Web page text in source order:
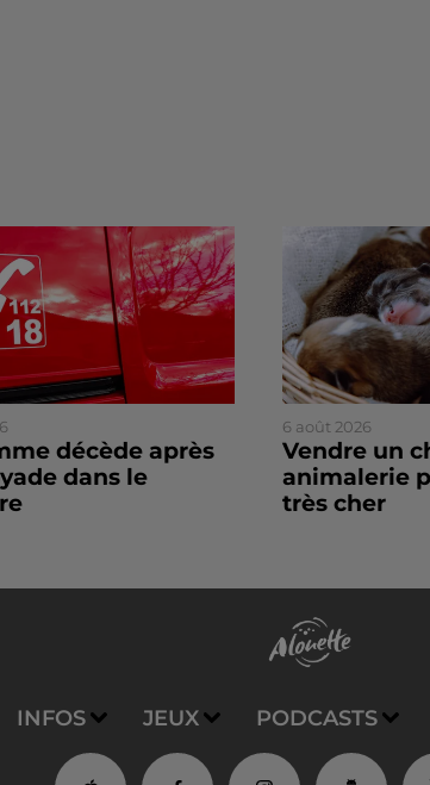
décède après
dans le
6 août 2026
Vendre un
animalerie
très cher
INFOS JEUX PODCASTS